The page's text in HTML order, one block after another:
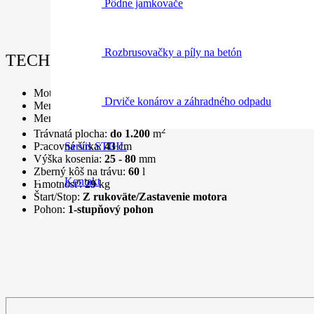
Pôdne jamkovače
Rozbrusovačky a píly na betón
Drviče konárov a záhradného odpadu
Servis STIHL
Kontakt
TECHNICKÉ ÚDAJE:
Motor:
Menovitý výkon:2,4kW
Menovité otáčky:
Trávnatá plocha: do 1.200 m2
Pracovná šírka:43cm
Výška kosenia: 25 - 80 mm
Zberný kôš na trávu: 60 l
Hmotnosť:29kg
Štart/Stop: Z rukoväte/Zastavenie motora
Pohon: 1-stupňový pohon